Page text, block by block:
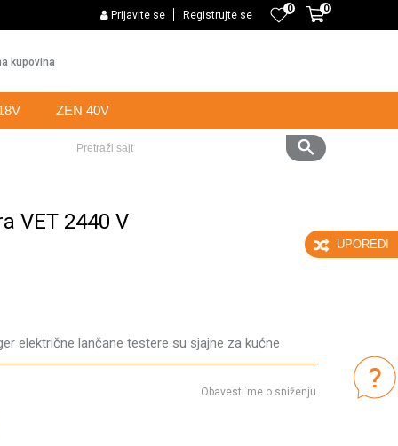
PLAĆANJE KARTICAMA BANKE INTESA NA 6 RATA
0
0
Prijavite se Registrujte se
kupovina
ZEN 40V
Pretraži sajt
UPOREDI
VET 2440 V
električne lančane testere su sjajne za kućne
Obavesti me o sniženju